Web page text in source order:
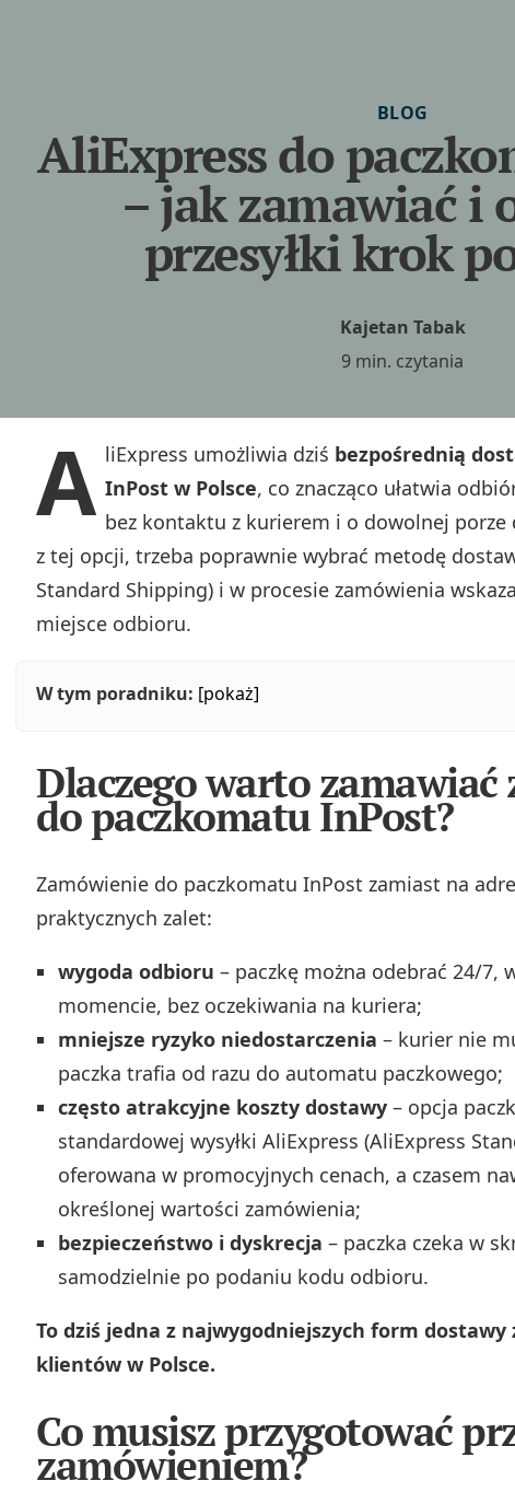
BLOG
AliExpress do
– jak zamawiać i
przesyłki krok
Kajetan Tabak
9 min. czytania
A liExpress umożliwia dziś bezpośrednią
InPost w Polsce, co znacząco ułatwia
bez kontaktu z kurierem i o dowolnej porze
z tej opcji, trzeba poprawnie wybrać metodę
Standard Shipping) i w procesie zamówienia
miejsce odbioru.
W tym poradniku: [pokaż]
Dlaczego warto zamawiać
do paczkomatu InPost?
Zamówienie do paczkomatu InPost zamiast na
praktycznych zalet:
wygoda odbioru – paczkę można odebrać 24/7,
momencie, bez oczekiwania na kuriera;
mniejsze ryzyko niedostarczenia – kurier nie
paczka trafia od razu do automatu paczkowego;
często atrakcyjne koszty dostawy – opcja
standardowej wysyłki AliExpress (AliExpress
oferowana w promocyjnych cenach, a czasem
określonej wartości zamówienia;
bezpieczeństwo i dyskrecja – paczka czeka w
samodzielnie po podaniu kodu odbioru.
To dziś jedna z najwygodniejszych form dostawy
klientów w Polsce.
Co musisz przygotować
zamówieniem?